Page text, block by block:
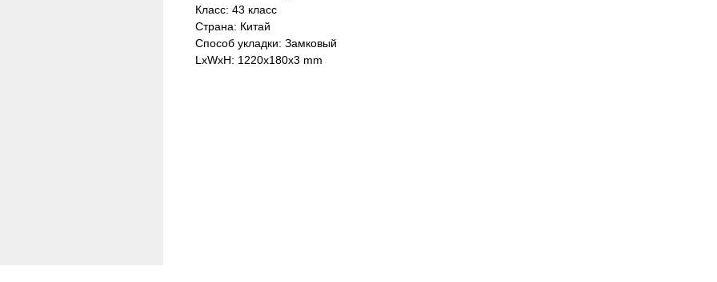
Класс: 43 класс
Страна: Китай
Способ укладки: Замковый
LxWxH: 1220x180x3 mm